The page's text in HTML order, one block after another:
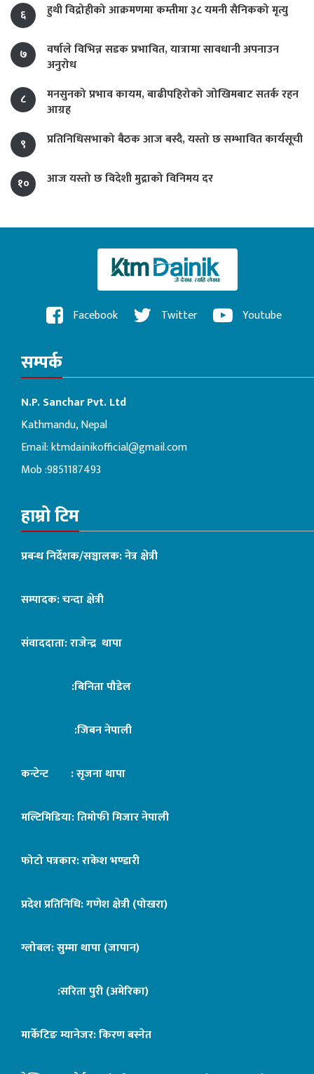
६
हुथी विद्रोहीको आक्रमणमा कम्तीमा ३८ यमनी सैनिकको मृत्यु
७
वर्षाले विभिन्न सडक प्रभावित, यात्रामा सावधानी अपनाउन
अनुरोध
८
मनसुनको प्रभाव कायम, बाढीपहिरोको जोखिमबाट सतर्क रहन
आग्रह
९
प्रतिनिधिसभाको बैठक आज बस्दै, यस्तो छ सम्भावित कार्यसूची
१० आज यस्तो छ विदेशी मुद्राको विनिमय दर
Facebook Twitter Youtube
सम्पर्क
N.P. Sanchar Pvt. Ltd
Kathmandu, Nepal
Email:ktmdainikofficial@gmail.com
Mob :9851187493
हाम्रो टिम
प्रबन्ध निर्देशक/सञ्चालक: नेत्र क्षेत्री
सम्पादक: चन्दा क्षेत्री
संवाददाता: राजेन्द्र थापा
:बिनिता पौडेल
:जिबन नेपाली
कन्टेन्ट : सृजना थापा
मल्टिमिडिया: तिमोफी मिजार नेपाली
फोटो पत्रकार: राकेश भण्डारी
प्रदेश प्रतिनिधि: गणेश क्षेत्री (पोखरा)
ग्लोबल: सुम्मा थापा (जापान)
:सरिता पुरी (अमेरिका)
मार्केटिङ म्यानेजर: किरण बस्नेत